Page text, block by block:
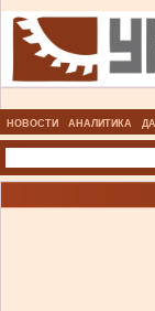
НОВОСТИ АНАЛИТИКА